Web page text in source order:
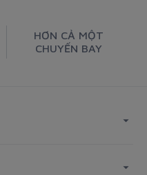
HƠN CẢ MỘT
CHUYẾN BAY